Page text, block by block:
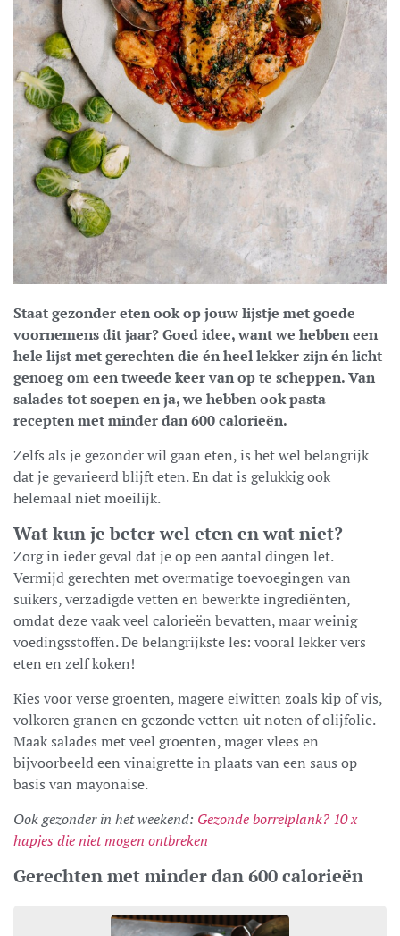
Staat gezonder eten ook op jouw lijstje met goede
voornemens dit jaar? Goed idee, want we hebben een
hele lijst met gerechten die én heel lekker zijn én licht
genoeg om een tweede keer van op te scheppen. Van
salades tot soepen en ja, we hebben ook pasta
recepten met minder dan 600 calorieën.
Zelfs als je gezonder wil gaan eten, is het wel belangrijk
dat je gevarieerd blijft eten. En dat is gelukkig ook
helemaal niet moeilijk.
Wat kun je beter wel eten en wat niet?
Zorg in ieder geval dat je op een aantal dingen let.
Vermijd gerechten met overmatige toevoegingen van
suikers, verzadigde vetten en bewerkte ingrediënten,
omdat deze vaak veel calorieën bevatten, maar weinig
voedingsstoffen. De belangrijkste les: vooral lekker vers
eten en zelf koken!
Kies voor verse groenten, magere eiwitten zoals kip of vis,
volkoren granen en gezonde vetten uit noten of olijfolie.
Maak salades met veel groenten, mager vlees en
bijvoorbeeld een vinaigrette in plaats van een saus op
basis van mayonaise.
Ook gezonder in het weekend: Gezonde borrelplank? 10 x
hapjes die niet mogen ontbreken
Gerechten met minder dan 600 calorieën